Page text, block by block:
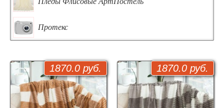
Протекс
1870.0 руб. 1870.0 руб.